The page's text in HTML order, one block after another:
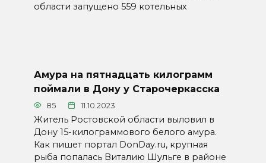
области запущено 559 котельных
Амура на пятнадцать килограмм
поймали в Дону у Старочеркасска
85 11.10.2023
Житель Ростовской области выловил в
Дону 15-килограммового белого амура.
Как пишет портал DonDay.ru, крупная
рыба попалась Виталию Шульге в районе